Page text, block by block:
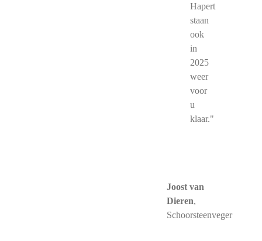
Hapert
staan
ook
in
2025
weer
voor
u
klaar."
Joost van
Dieren,
Schoorsteenveger